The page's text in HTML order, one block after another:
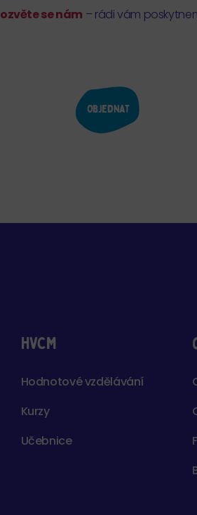
ozvěte se nám – rádi vám
Objednat
HVCM
Hodnotové vzdělávání
Kurzy
Učebnice